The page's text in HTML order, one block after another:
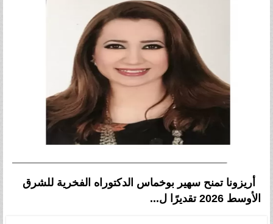
أريزونا تمنح سهير بوخماس الدكتوراه الفخرية للشرق
الأوسط 2026 تقديرًا ل...